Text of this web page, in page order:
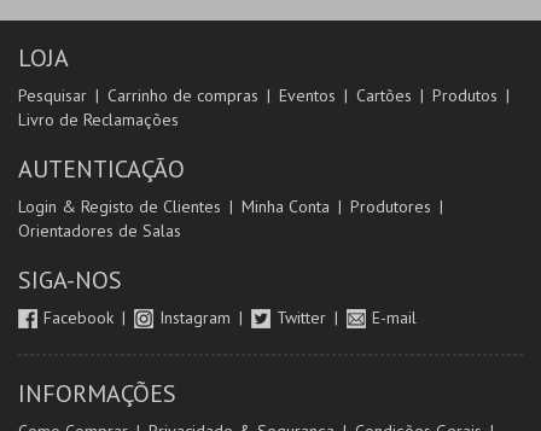
LOJA
Pesquisar Carrinho de compras Eventos Cartões
Produtos
Livro de Reclamações
AUTENTICAÇÃO
Login & Registo de Clientes Minha Conta
Produtores
Orientadores de Salas
SIGA-NOS
Facebook Instagram Twitter E-mail
INFORMAÇÕES